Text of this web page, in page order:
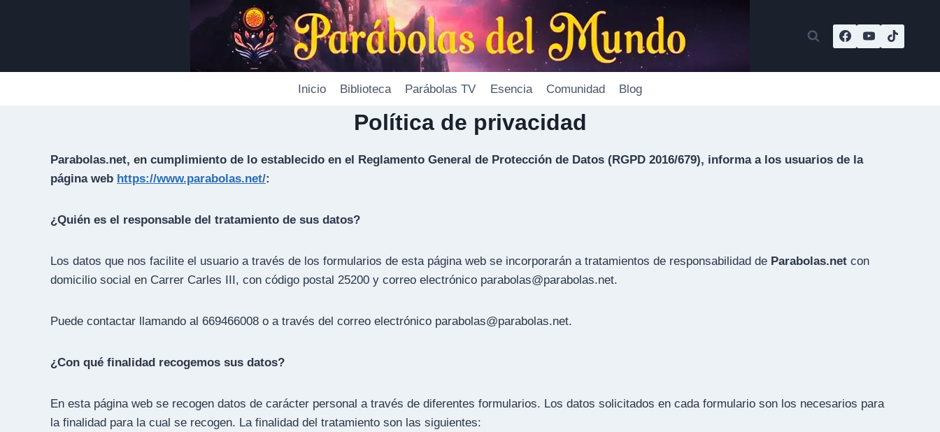
Inicio Biblioteca Parábolas TV Esencia Comunidad Blog
Política de privacidad
Parabolas.net, en cumplimiento de lo establecido en el Reglamento General de Protección de Datos (RGPD 2016/679), informa a los usuarios de la
página web https://www.parabolas.net/:
¿Quién es el responsable del tratamiento de sus datos?
Los datos que nos facilite el usuario a través de los formularios de esta página web se incorporarán a tratamientos de responsabilidad de Parabolas.net con
domicilio social en Carrer Carles III, con código postal 25200 y correo electrónico parabolas@parabolas.net.
Puede contactar llamando al 669466008 o a través del correo electrónico parabolas@parabolas.net.
¿Con qué finalidad recogemos sus datos?
En esta página web se recogen datos de carácter personal a través de diferentes formularios. Los datos solicitados en cada formulario son los necesarios para
la finalidad para la cual se recogen. La finalidad del tratamiento son las siguientes: